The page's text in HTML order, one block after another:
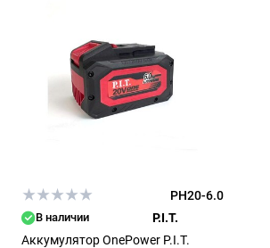
PH20-6.0
В наличии
P.I.T.
Аккумулятор OnePower P.I.T.